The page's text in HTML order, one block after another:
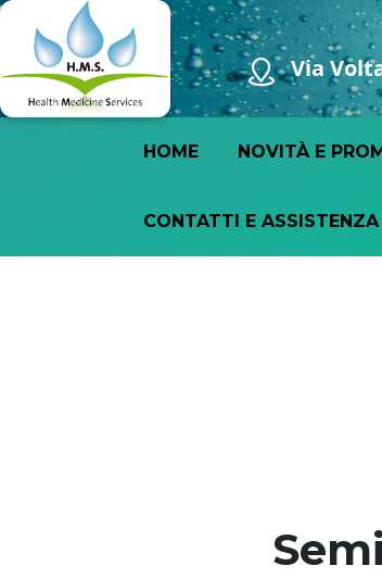
Via
Main navigation
HOME NOVITÀ E
CONTATTI E ASSISTENZA